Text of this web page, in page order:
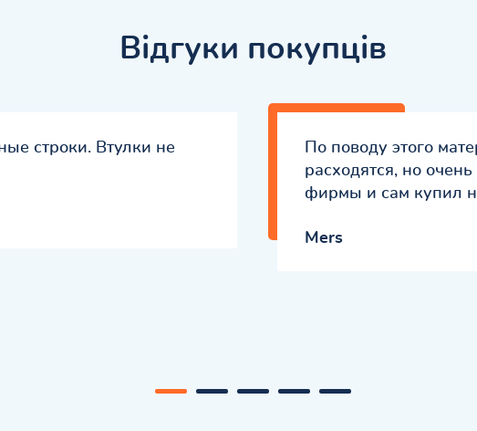
Відгуки покупців
строки. Втулки не
По поводу этого
расходятся, но
фирмы и сам купил
Mers